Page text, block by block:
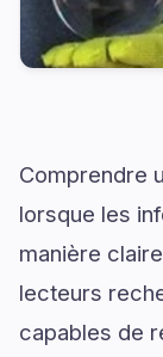
Comprendre
lorsque les
manière
lecteurs
capables de